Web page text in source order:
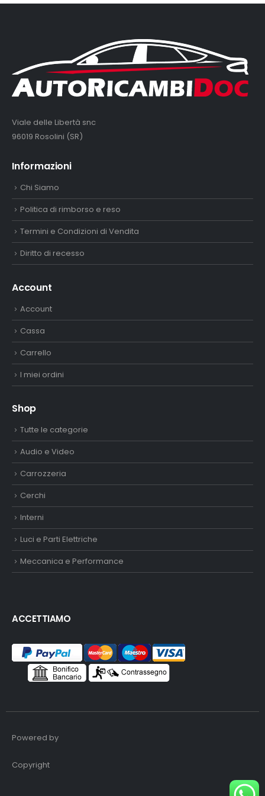
Viale delle Libertà snc
96019 Rosolini (SR)
Informazioni
Chi Siamo
Politica di rimborso e reso
Termini e Condizioni di Vendita
Diritto di recesso
Account
Account
Cassa
Carrello
I miei ordini
Shop
Tutte le categorie
Audio e Video
Carrozzeria
Cerchi
Interni
Luci e Parti Elettriche
Meccanica e Performance
ACCETTIAMO
Powered by
Copyright